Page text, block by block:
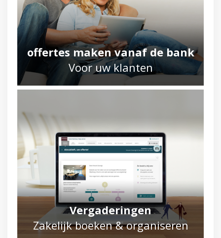
offertes maken vanaf de bank
Voor uw klanten
Vergaderingen
Zakelijk boeken & organiseren